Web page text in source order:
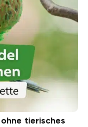
tierisches